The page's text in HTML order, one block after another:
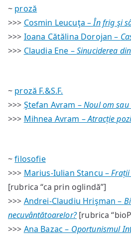
~ proză
>>> Cosmin Leucuţa –În frig şi
>>> Ioana Cătălina Dorojan –
>>> Claudia Ene –Sinuciderea
~ proză F.&S.F.
>>> Ştefan Avram –Noul om
>>> Mihnea Avram –Atracție
~filosofie
>>> Marius-Iulian Stancu –
[rubrica “ca prin oglindă”]
>>> Andrei-Claudiu Hrişman –
necuvântătoarelor?[rubrica
>>> Ana Bazac – Oportunismul